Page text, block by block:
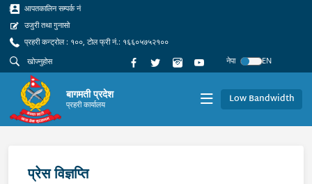
आपतकालिन सम्पर्क नं
उजुरी तथा गुनासो
प्रहरी कन्ट्रोल : १००, टोल फ्री नं.: १६६०५७५२१००
नेपा
EN
बागमती प्रदेश
प्रहरी कार्यालय Low Bandwidth
प्रेस विज्ञप्ति